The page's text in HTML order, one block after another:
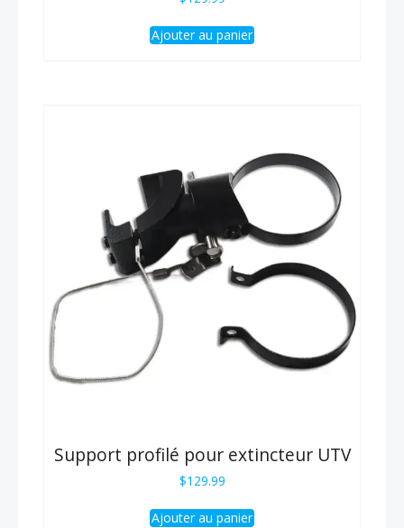
Ajouter au panier
Support profilé pour extincteur UTV
$129.99
Ajouter au panier